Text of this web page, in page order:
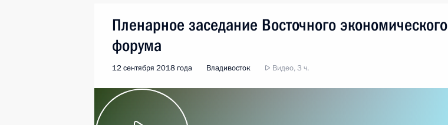
Пленарное заседание Восточного экономического
форума
12 сентября 2018 года Владивосток Видео, 3 ч.